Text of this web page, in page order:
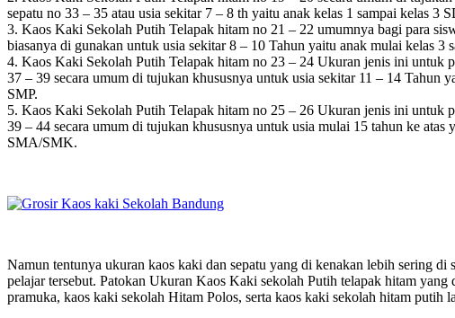
sepatu no 33 – 35 atau usia sekitar 7 – 8 th yaitu anak kelas 1 sampai kelas 3
3. Kaos Kaki Sekolah Putih Telapak hitam no 21 – 22 umumnya bagi para
biasanya di gunakan untuk usia sekitar 8 – 10 Tahun yaitu anak mulai kelas 3
4. Kaos Kaki Sekolah Putih Telapak hitam no 23 – 24 Ukuran jenis ini untuk
37 – 39 secara umum di tujukan khususnya untuk usia sekitar 11 – 14 Tahun
SMP.
5. Kaos Kaki Sekolah Putih Telapak hitam no 25 – 26 Ukuran jenis ini untuk
39 – 44 secara umum di tujukan khususnya untuk usia mulai 15 tahun ke atas
SMA/SMK.
Namun tentunya ukuran kaos kaki dan sepatu yang di kenakan lebih sering di
pelajar tersebut. Patokan Ukuran Kaos Kaki sekolah Putih telapak hitam
pramuka, kaos kaki sekolah Hitam Polos, serta kaos kaki sekolah hitam putih